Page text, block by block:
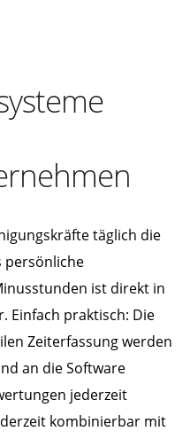
täglich die
persönliche
ist direkt in
Einfach praktisch: Die
Zeiterfassung werden
an die Software
jederzeit
kombinierbar mit